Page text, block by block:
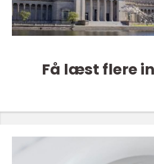
Få læst flere